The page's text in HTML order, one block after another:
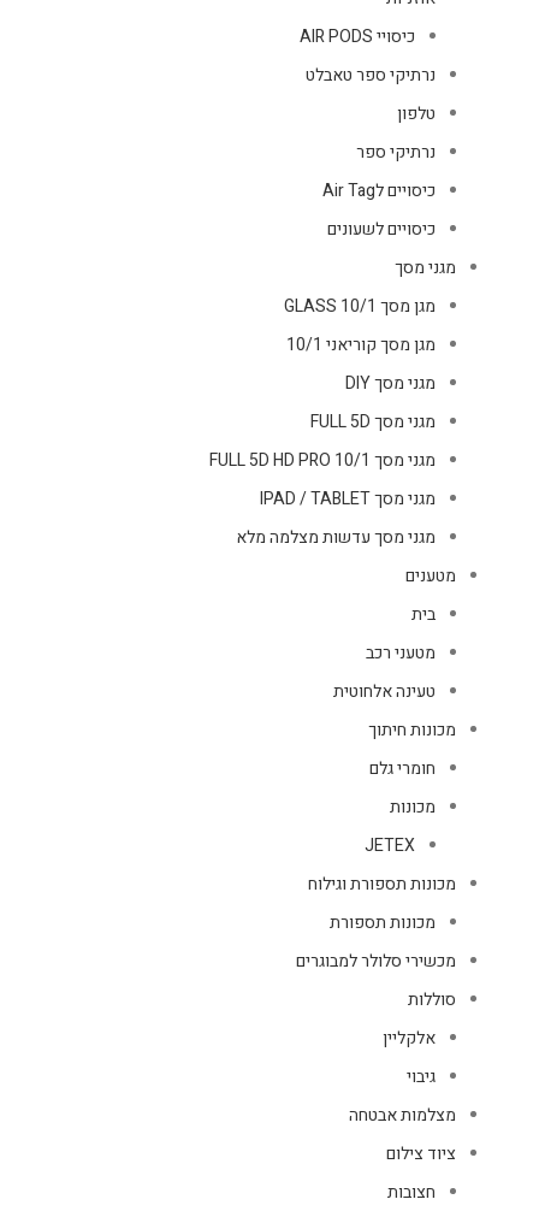
כיסויי AIR PODS
נרתיקי ספר טאבלט
טלפון
נרתיקי ספר
כיסויים לAir Tag
כיסויים לשעונים
מגני מסך
מגן מסך GLASS 10/1
מגן מסך קוריאני 10/1
מגני מסך DIY
מגני מסך FULL 5D
מגני מסך FULL 5D HD PRO 10/1
מגני מסך IPAD / TABLET
מגני מסך עדשות מצלמה מלא
מטענים
בית
מטעני רכב
טעינה אלחוטית
מכונות חיתוך
חומרי גלם
מכונות
JETEX
מכונות תספורת וגילוח
מכונות תספורת
מכשירי סלולר למבוגרים
סוללות
אלקליין
גיבוי
מצלמות אבטחה
ציוד צילום
חצובות